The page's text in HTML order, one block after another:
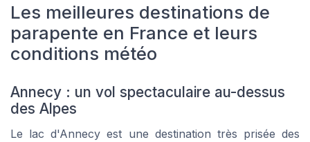
Les meilleures destinations de
parapente en France et leurs
conditions météo
Annecy : un vol spectaculaire au-dessus
des Alpes
Le lac d'Annecy est une destination très prisée des